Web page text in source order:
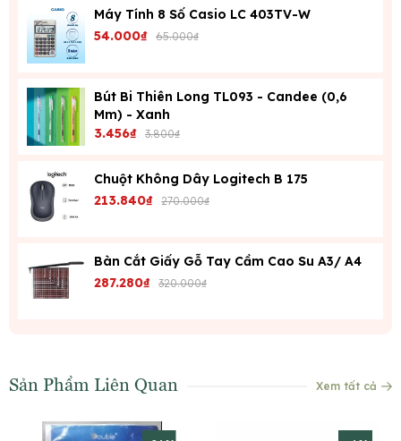
Máy Tính 8 Số Casio LC 403TV-W
54.000₫ 65.000₫
Bút Bi Thiên Long TL093 - Candee (0,6
Mm) - Xanh
3.456₫ 3.800₫
Chuột Không Dây Logitech B 175
213.840₫ 270.000₫
Bàn Cắt Giấy Gỗ Tay Cầm Cao Su A3/ A4
287.280₫ 320.000₫
Sản Phẩm Liên Quan Xem tất cả